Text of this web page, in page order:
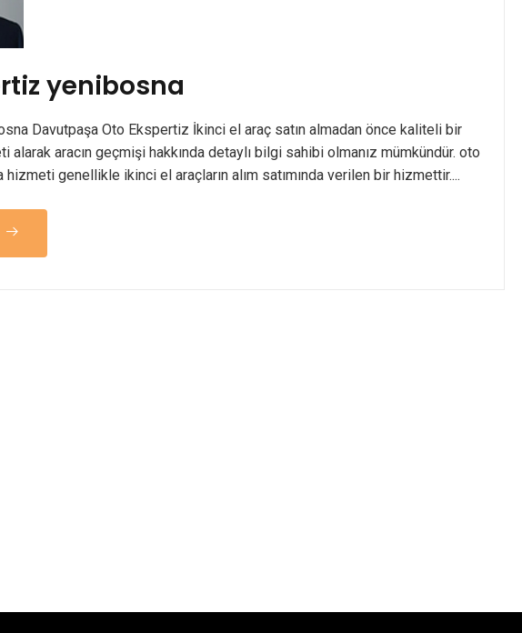
yenibosna
Davutpaşa Oto Ekspertiz İkinci el araç satın almadan önce kaliteli bir
aracın geçmişi hakkında detaylı bilgi sahibi olmanız mümkündür. oto
genellikle ikinci el araçların alım satımında verilen bir hizmettir....